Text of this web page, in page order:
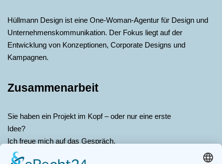
Hüllmann Design ist eine One-Woman-Agentur für Design und
Unternehmens­kommunikation. Der Fokus liegt auf der
Entwicklung von Konzeptionen, Corporate Designs und
Kampagnen.
Zusammenarbeit
Sie haben ein Projekt im Kopf – oder nur eine erste
Idee?
Ich freue mich auf das Gespräch.